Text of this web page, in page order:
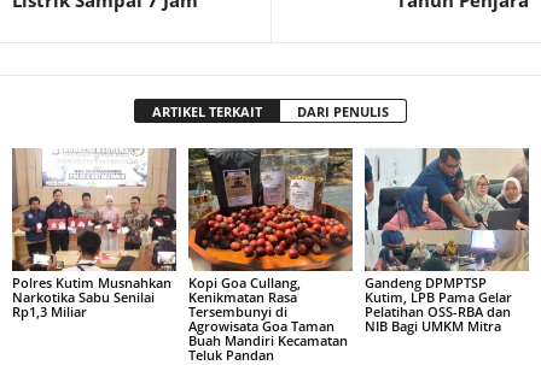
ARTIKEL TERKAIT DARI PENULIS
Polres Kutim Musnahkan
Narkotika Sabu Senilai
Rp1,3 Miliar
Kopi Goa Cullang,
Kenikmatan Rasa
Tersembunyi di
Agrowisata Goa Taman
Buah Mandiri Kecamatan
Teluk Pandan
Gandeng DPMPTSP
Kutim, LPB Pama Gelar
Pelatihan OSS-RBA dan
NIB Bagi UMKM Mitra